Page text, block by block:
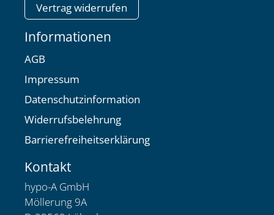
Vertrag widerrufen
Informationen
AGB
Impressum
Datenschutzinformation
Widerrufsbelehrung
Barrierefreiheitserklärung
Kontakt
hypo-A GmbH
Möllerung 9A